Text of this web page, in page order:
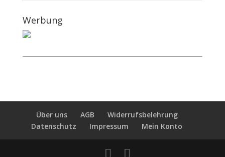
Werbung
Über uns AGB
Widerrufsbelehrung
Datenschutz
Impressum Mein Konto